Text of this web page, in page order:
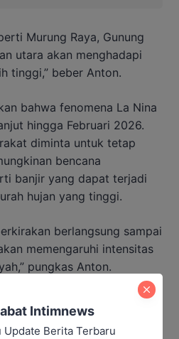
Murung Raya, Gunung
utara akan menghadapi
tinggi,” beber Anton.
bahwa fenomena La Nina
hingga Februari 2026.
diminta untuk tetap
bencana
banjir yang dapat terjadi
hujan yang tinggi.
berlangsung sampai
memengaruhi intensitas
pungkas Anton.
Intimnews
Update Berita Terbaru